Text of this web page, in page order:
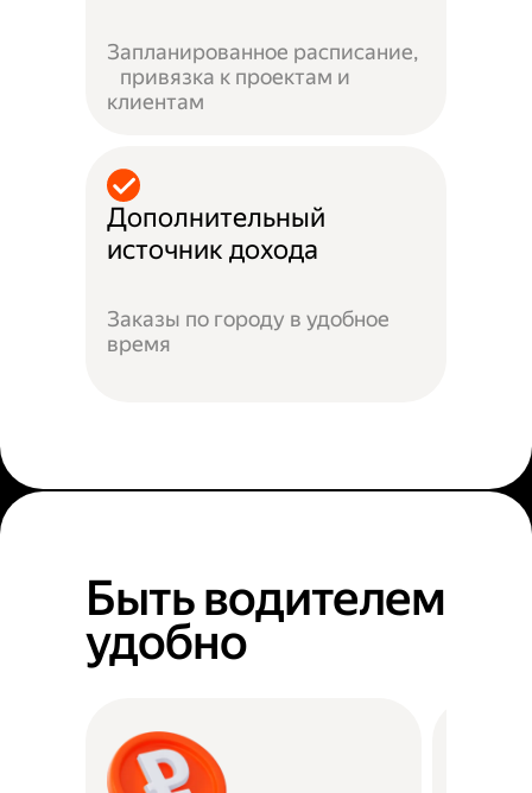
Запланированное расписание,
привязка к проектам и
клиентам
Дополнительный
источник дохода
Заказы по городу в удобное
время
Быть водителем
удобно